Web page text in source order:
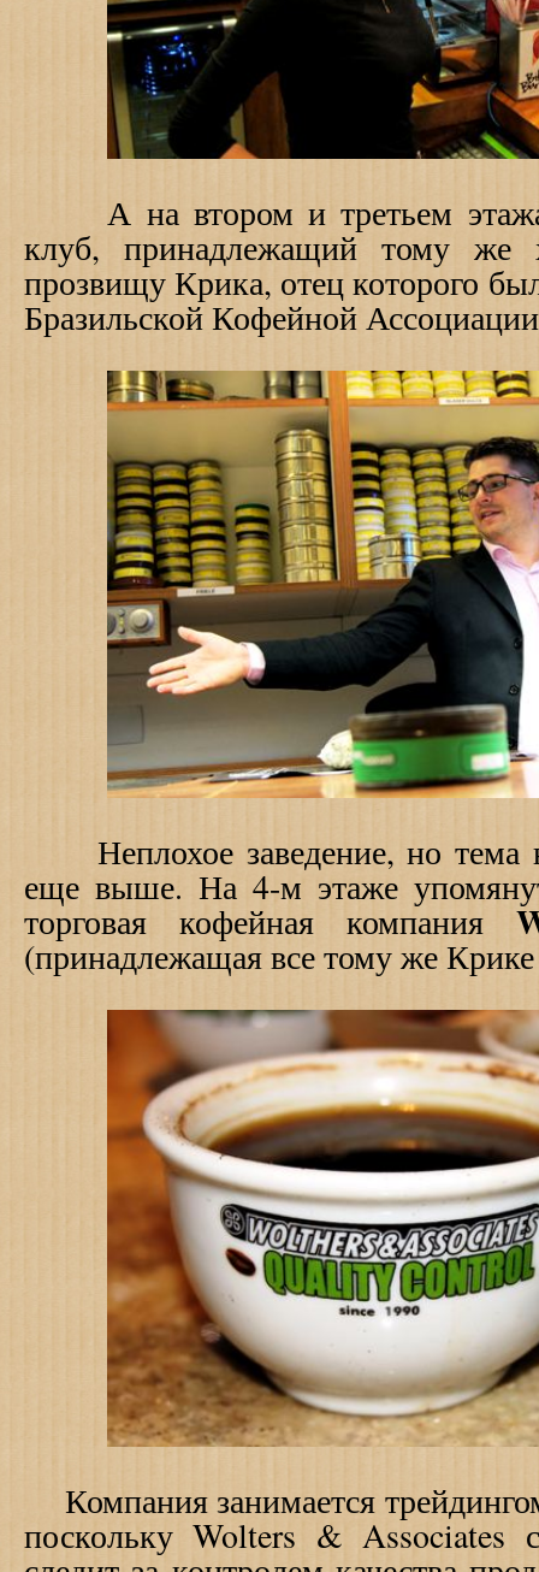
А на втором и третьем
клуб, принадлежащий тому
прозвищу Крика, отец которого
Бразильской Кофейной
Неплохое заведение, но тема
еще выше. На 4-м этаже
торговая кофейная компания
(принадлежащая все тому же
Компания занимается
поскольку Wolters & Associates